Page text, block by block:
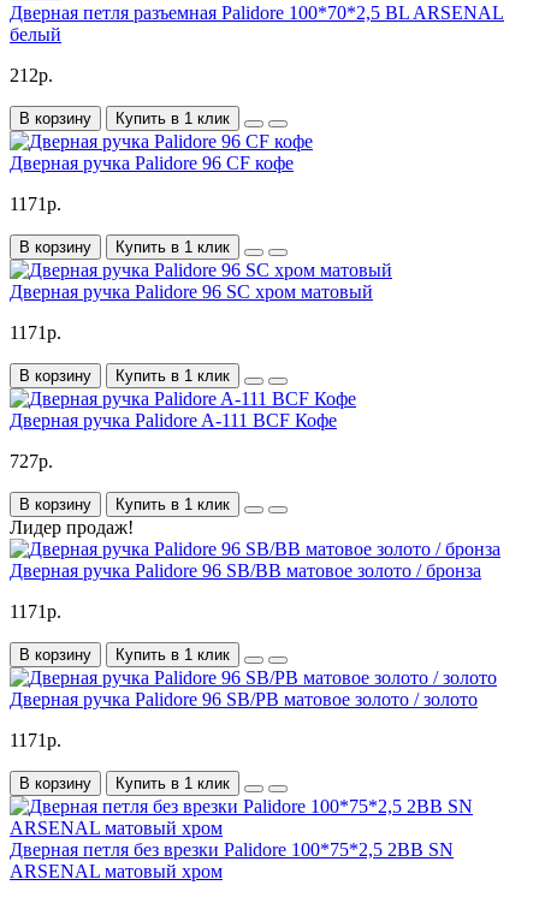
Дверная петля разъемная Palidore 100*70*2,5 BL ARSENAL
белый
212р.
В корзину Купить в 1 клик
Дверная ручка Palidore 96 CF кофе
1171р.
В корзину Купить в 1 клик
Дверная ручка Palidore 96 SC хром матовый
1171р.
В корзину Купить в 1 клик
Дверная ручка Palidore A-111 BCF Кофе
727р.
В корзину Купить в 1 клик
Лидер продаж!
Дверная ручка Palidore 96 SB/BB матовое золото / бронза
1171р.
В корзину Купить в 1 клик
Дверная ручка Palidore 96 SB/PB матовое золото / золото
1171р.
В корзину Купить в 1 клик
Дверная петля без врезки Palidore 100*75*2,5 2ВВ SN
ARSENAL матовый хром